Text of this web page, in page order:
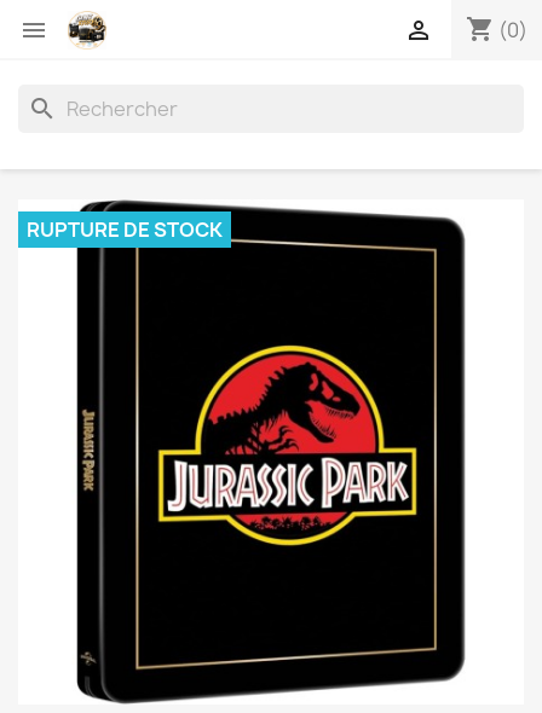
 shopping_cart (0)

search
RUPTURE DE STOCK